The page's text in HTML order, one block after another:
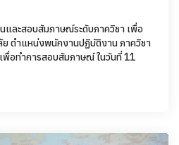
และสอบสัมภาษณ์ระดับภาควิชา เพื่อ
ตำแหน่งพนักงานปฏิบัติงาน ภาควิชา
พื่อทำการสอบสัมภาษณ์ ในวันที่ 11